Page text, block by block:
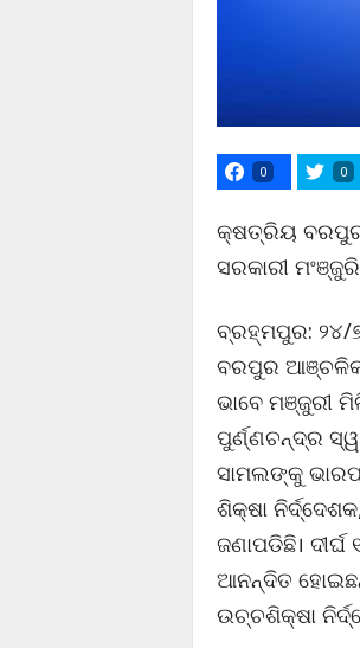
0 0
କ୍ଷତ୍ରିୟ ବରପୁର
ସରକାରୀ ମଂଞ୍ଜୁରି
ବ୍ରହ୍ମପୁର: ୨୪/
ବରପୁର ଆଞ୍ଚଳିକ
ଭାବେ ମଞ୍ଜୁରୀ
ପୁର୍ଣ୍ଣଚନ୍ଦ୍ର
ସାମଲଙ୍କୁ
ଶିକ୍ଷା
ଜଣାପଡିଛି।
ଆନନ୍ଦିତ
ଉଚ୍ଚଶିକ୍ଷା